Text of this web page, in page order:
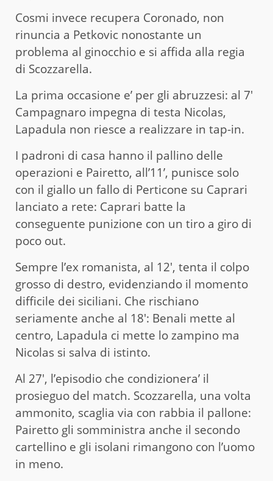
Cosmi invece recupera Coronado, non
rinuncia a Petkovic nonostante un
problema al ginocchio e si affida alla regia
di Scozzarella.
La prima occasione e’ per gli abruzzesi: al 7′
Campagnaro impegna di testa Nicolas,
Lapadula non riesce a realizzare in tap-in.
I padroni di casa hanno il pallino delle
operazioni e Pairetto, all’11’, punisce solo
con il giallo un fallo di Perticone su Caprari
lanciato a rete: Caprari batte la
conseguente punizione con un tiro a giro di
poco out.
Sempre l’ex romanista, al 12′, tenta il colpo
grosso di destro, evidenziando il momento
difficile dei siciliani. Che rischiano
seriamente anche al 18′: Benali mette al
centro, Lapadula ci mette lo zampino ma
Nicolas si salva di istinto.
Al 27′, l’episodio che condizionera’ il
prosieguo del match. Scozzarella, una volta
ammonito, scaglia via con rabbia il pallone:
Pairetto gli somministra anche il secondo
cartellino e gli isolani rimangono con l’uomo
in meno.